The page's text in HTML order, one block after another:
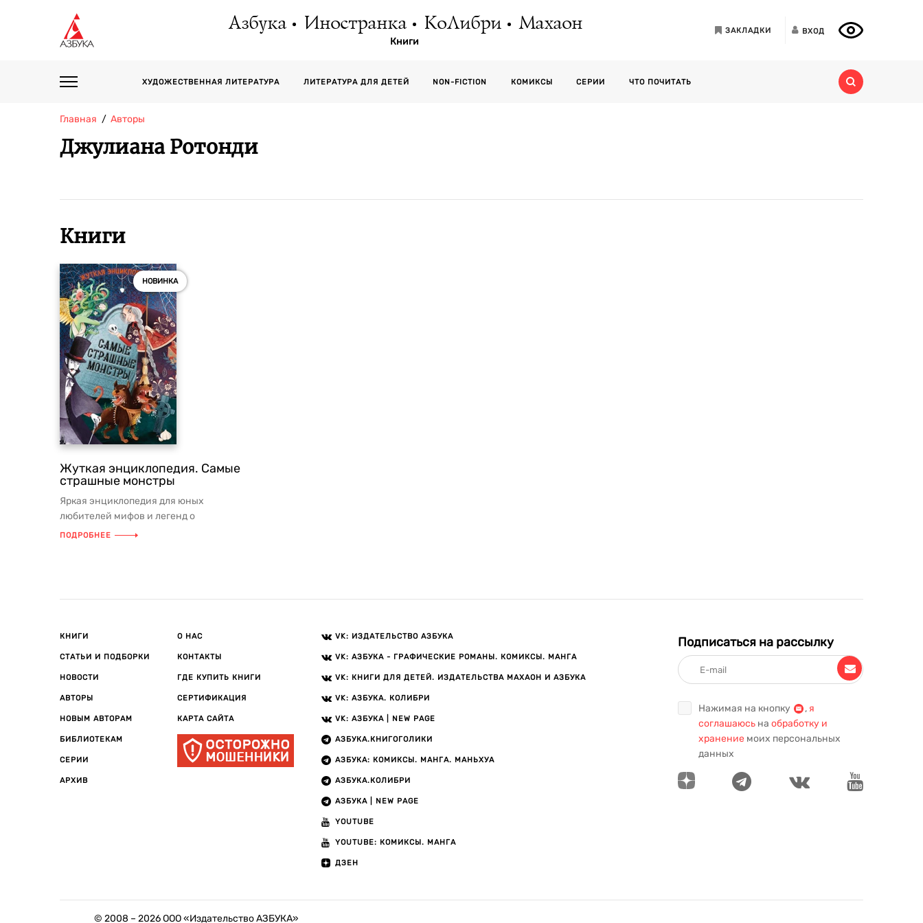
Азбука Иностранка КоЛибри Махаон
Книги
ЗАКЛАДКИ ВХОД
ХУДОЖЕСТВЕННАЯ ЛИТЕРАТУРА ЛИТЕРАТУРА ДЛЯ ДЕТЕЙ NON-FICTION КОМИКСЫ СЕРИИ ЧТО ПОЧИТАТЬ
Главная Авторы
Джулиана Ротонди
Книги
НОВИНКА
Жуткая энциклопедия. Самые
страшные монстры
Яркая энциклопедия для юных
любителей мифов и легенд о
волшебных существах со всего мира!
ПОДРОБНЕЕ
КНИГИ
СТАТЬИ И ПОДБОРКИ
НОВОСТИ
АВТОРЫ
НОВЫМ АВТОРАМ
БИБЛИОТЕКАМ
СЕРИИ
АРХИВ
О НАС
КОНТАКТЫ
ГДЕ КУПИТЬ КНИГИ
СЕРТИФИКАЦИЯ
КАРТА САЙТА
VK: ИЗДАТЕЛЬСТВО АЗБУКА
VK: АЗБУКА - ГРАФИЧЕСКИЕ РОМАНЫ. КОМИКСЫ. МАНГА
VK: КНИГИ ДЛЯ ДЕТЕЙ. ИЗДАТЕЛЬСТВА МАХАОН И АЗБУКА
VK: АЗБУКА. КОЛИБРИ
VK: АЗБУКА | NEW PAGE
АЗБУКА.КНИГОГОЛИКИ
АЗБУКА: КОМИКСЫ. МАНГА. МАНЬХУА
АЗБУКА.КОЛИБРИ
АЗБУКА | NEW PAGE
YOUTUBE
YOUTUBE: КОМИКСЫ. МАНГА
ДЗЕН
Подписаться на рассылку
Нажимая на кнопку , я
соглашаюсь на обработку и
хранение моих персональных
данных
© 2008 – 2026ООО «Издательство АЗБУКА»